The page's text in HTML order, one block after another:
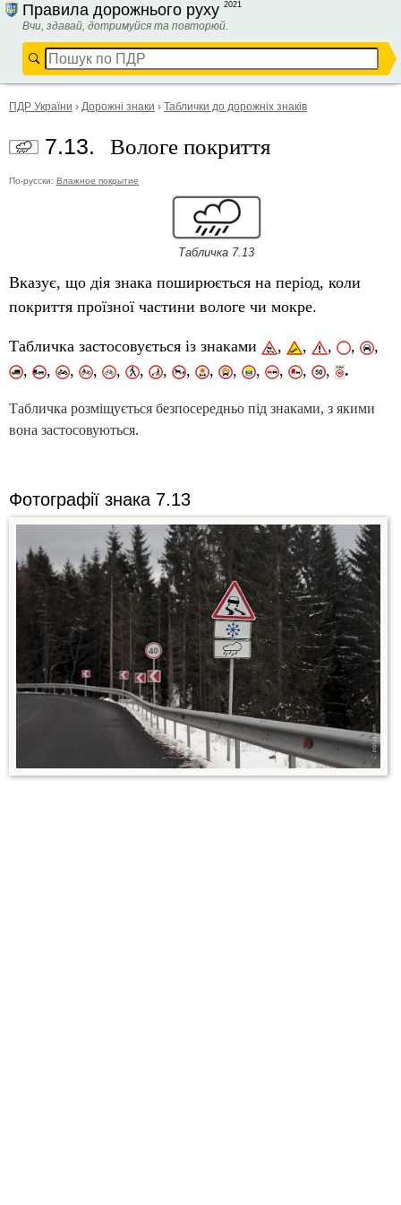
Правила дорожнього руху 2021
Вчи, здавай, дотримуйся та повторюй.
ПДР України › Дорожні знаки › Таблички до дорожніх знаків
7.13. Вологе покриття
По-русски: Влажное покрытие
Табличка 7.13
Вказує, що дія знака поширюється на період, коли
покриття проїзної частини вологе чи мокре.
Табличка застосовується із знаками , , , ,
,
,
, , , , , , , , , , , , , .
Табличка розміщується безпосередньо під знаками, з якими
вона застосовуються.
Фотографії знака 7.13